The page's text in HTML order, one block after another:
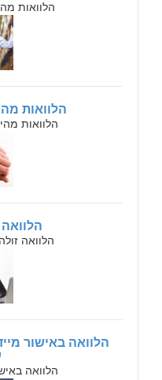
הלוואות
הלוואות
הלוואות
הלוואה
הלוואה